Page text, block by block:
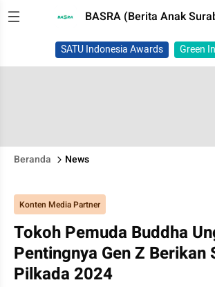
BASRA (Berita Anak
SATU Indonesia Awards Green
Beranda News
Konten Media Partner
Tokoh Pemuda Buddha
Pentingnya Gen Z Berikan
Pilkada 2024